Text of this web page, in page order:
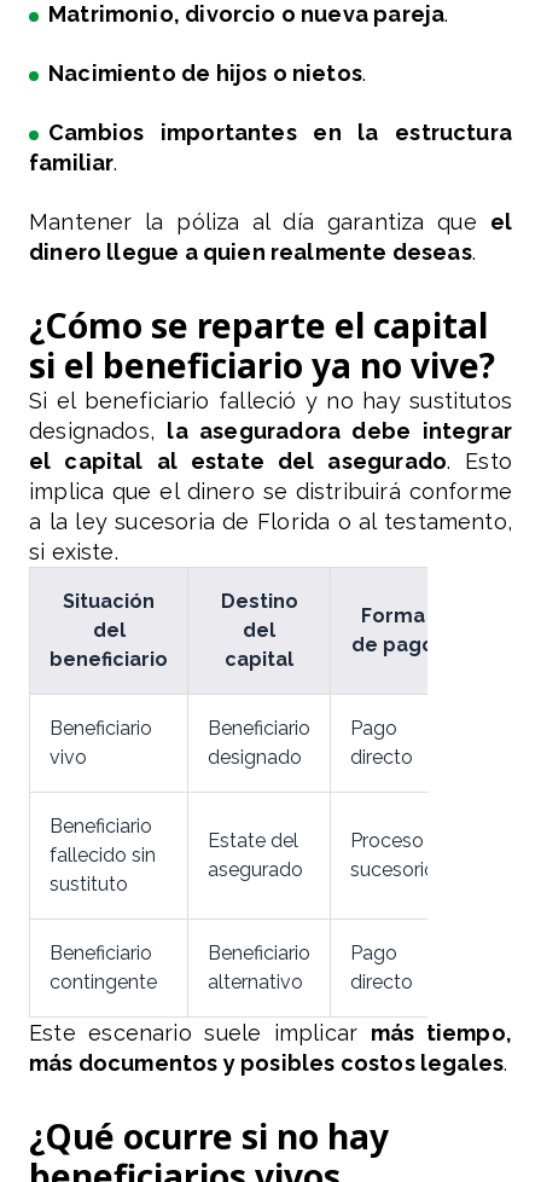
Matrimonio, divorcio o nueva pareja.
Nacimiento de hijos o nietos.
Cambios importantes en la estructura
familiar.
Mantener la póliza al día garantiza que el
dinero llegue a quien realmente deseas.
¿Cómo se reparte el capital
si el beneficiario ya no vive?
Si el beneficiario falleció y no hay sustitutos
designados, la aseguradora debe integrar
el capital al estate del asegurado. Esto
implica que el dinero se distribuirá conforme
a la ley sucesoria de Florida o al testamento,
si existe.
Situación
del
beneficiario
Destino
del
capital
Forma
de pago
Beneficiario
vivo
Beneficiario
designado
Pago
directo
Beneficiario
fallecido sin
sustituto
Estate del
asegurado
Proceso
sucesorio
Beneficiario
contingente
Beneficiario
alternativo
Pago
directo
Este escenario suele implicar más tiempo,
más documentos y posibles costos legales.
¿Qué ocurre si no hay